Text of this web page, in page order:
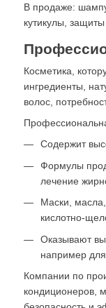
В продаже:
кутикулы,
Косметика,
ингредиенты,
волос,
Содержит
Формулы
лечение
Маски,
кислотно-
Оказывают
например для
Компании по
кондиционеров,